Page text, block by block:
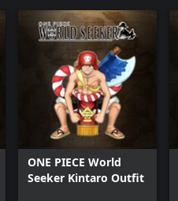
ONE PIECE World
Seeker Kintaro Outfit